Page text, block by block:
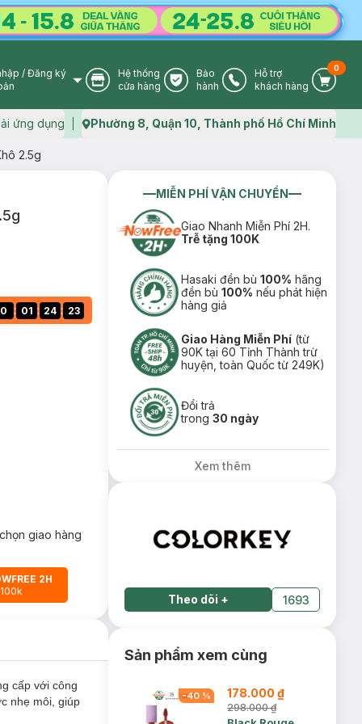
User Icon
/ Đăng ký
Store Icon
Hệ thống
cửa hàng
Warranty Icon
Bảo
hành
Phone Icon
Hỗ trợ
khách hàng
Cart
0
ứng dụng Map icon
Phường 8, Quận 10, Thành phố Hồ Chí Minh
2.5g
0 : 01 : 24 : 22
giao hàng
2H
cấp với công
nhẹ môi, giúp
MIỄN PHÍ VẬN CHUYỂN
Giao Nhanh Miễn Phí 2H.
Trễ tặng 100K
Hasaki đền bù100% hãng
đền bù100% nếu phát hiện
hàng giả
Giao Hàng Miễn Phí (từ
90K tại 60 Tỉnh Thành trừ
huyện, toàn Quốc từ 249K)
Đổi trả
trong30 ngày
Xem thêm
Theo dõi + 1693
Sản phẩm xem cùng
-40 % 178.000 ₫
298.000 ₫